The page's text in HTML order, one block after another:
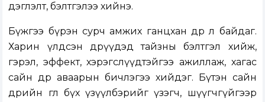
дэглэлт, бэлтгэлээ хийнэ.
Бүжгээ бүрэн сурч амжих ганцхан өдөр л байдаг.
Харин үлдсэн өдрүүдэд тайзны бэлтгэл хийж,
гэрэл, эффект, хэрэгслүүдтэйгээ ажиллаж, хагас
сайн өдөр аваарын бичлэгээ хийдэг. Бүтэн сайн
өдрийн өглөө бүх үзүүлбэрийг үзэгч, шүүгчгүйгээр